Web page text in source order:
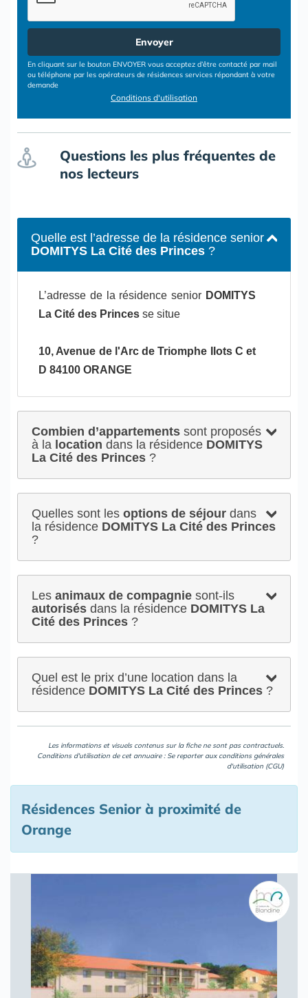
Envoyer
En cliquant sur le bouton ENVOYER vous acceptez d’être contacté par mail
ou téléphone par les opérateurs de résidences services répondant à votre
demande
Conditions d'utilisation
Questions les plus fréquentes de
nos lecteurs
Quelle est l’adresse de la résidence senior
DOMITYS La Cité des Princes ?
L’adresse de la résidence senior DOMITYS
La Cité des Princes se situe
10, Avenue de l'Arc de Triomphe Ilots C et
D 84100 ORANGE
Combien d’appartements sont proposés
à la location dans la résidence DOMITYS
La Cité des Princes ?
Quelles sont les options de séjour dans
la résidence DOMITYS La Cité des Princes
?
Les animaux de compagnie sont-ils
autorisés dans la résidence DOMITYS La
Cité des Princes ?
Quel est le prix d’une location dans la
résidence DOMITYS La Cité des Princes ?
Les informations et visuels contenus sur la fiche ne sont pas contractuels.
Conditions d'utilisation de cet annuaire : Se reporter aux conditions générales
d'utilisation (CGU)
Résidences Senior à proximité de
Orange